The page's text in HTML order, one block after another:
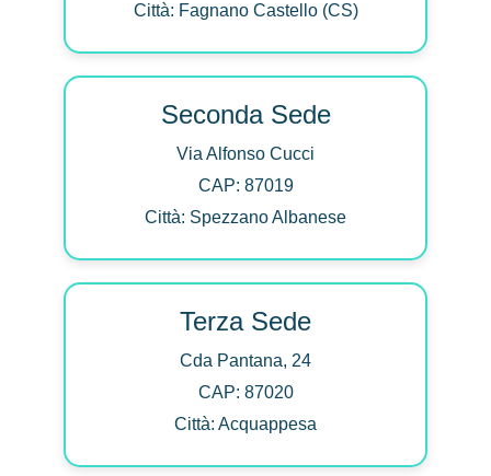
Città: Fagnano Castello (CS)
Seconda Sede
Via Alfonso Cucci
CAP: 87019
Città: Spezzano Albanese
Terza Sede
Cda Pantana, 24
CAP: 87020
Città: Acquappesa